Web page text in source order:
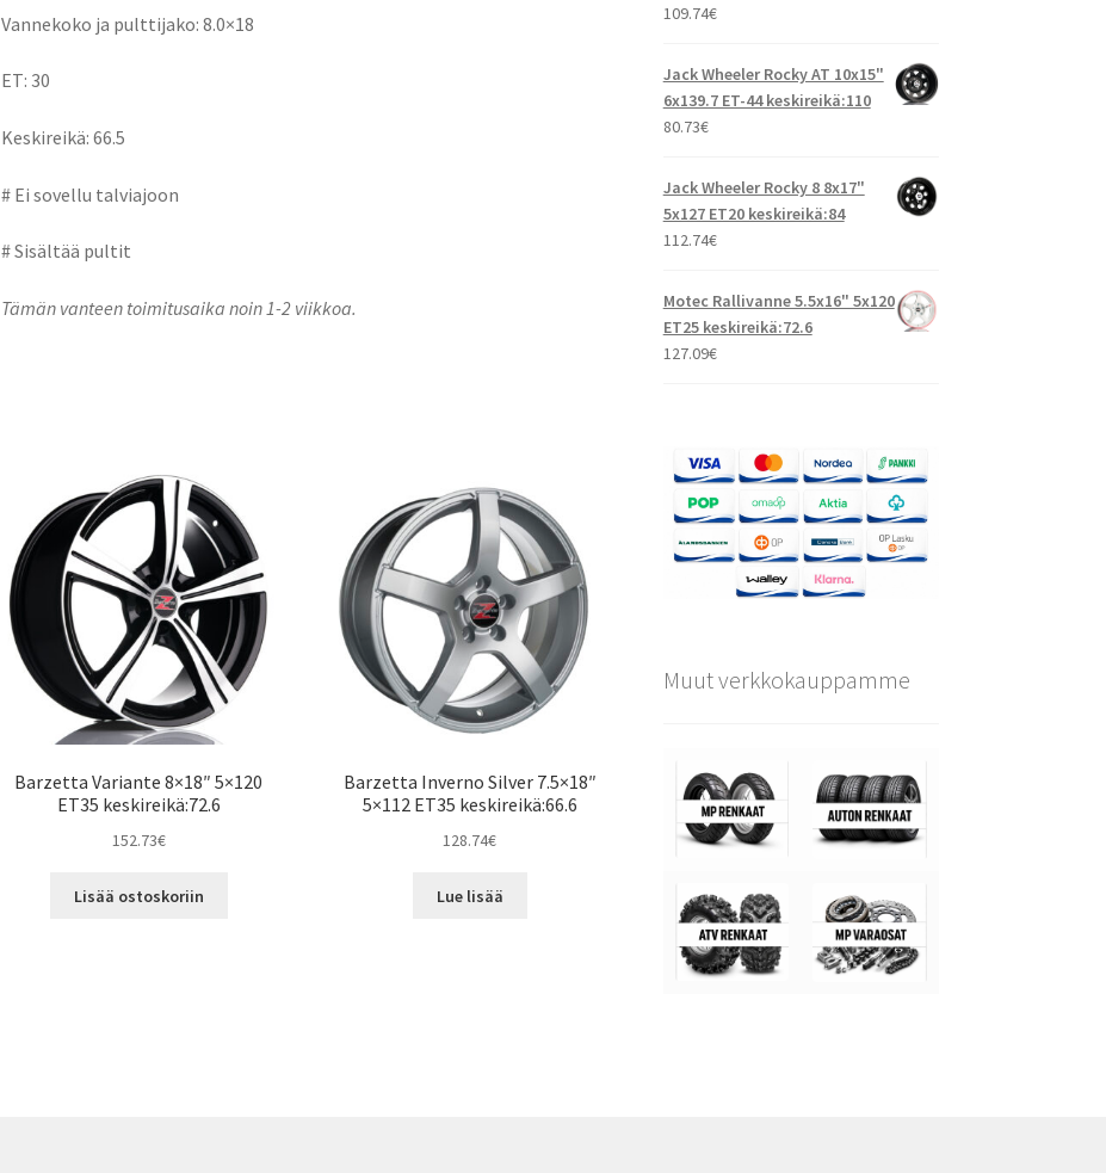
Vannekoko ja pulttijako: 8.0×18
ET: 30
Keskireikä: 66.5
# Ei sovellu talviajoon
# Sisältää pultit
Tämän vanteen toimitusaika noin 1-2 viikkoa.
Barzetta Variante 8×18″ 5×120
ET35 keskireikä:72.6
152.73€
Lisää ostoskoriin
Barzetta Inverno Silver 7.5×18″
5×112 ET35 keskireikä:66.6
128.74€
Lue lisää
109.74€
Jack Wheeler Rocky AT 10x15"
6x139.7 ET-44 keskireikä:110
80.73€
Jack Wheeler Rocky 8 8x17"
5x127 ET20 keskireikä:84
112.74€
Motec Rallivanne 5.5x16" 5x120
ET25 keskireikä:72.6
127.09€
Muut verkkokauppamme